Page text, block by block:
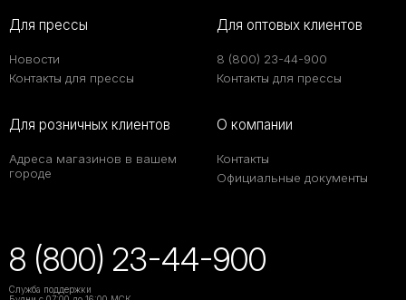
Для прессы
Новости
Контакты для прессы
Для оптовых клиентов
8 (800) 23-44-900
Контакты для прессы
Для розничных клиентов
Адреса магазинов в вашем
городе
О компании
Контакты
Официальные документы
8 (800) 23-44-900
Служба поддержки